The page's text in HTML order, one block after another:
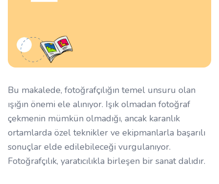
Bu makalede, fotoğrafçılığın temel unsuru olan
ışığın önemi ele alınıyor. Işık olmadan fotoğraf
çekmenin mümkün olmadığı, ancak karanlık
ortamlarda özel teknikler ve ekipmanlarla başarılı
sonuçlar elde edilebileceği vurgulanıyor.
Fotoğrafçılık, yaratıcılıkla birleşen bir sanat dalıdır.